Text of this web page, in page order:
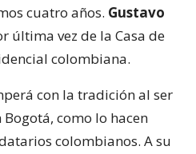
cuatro años. Gustavo
última vez de la Casa de
colombiana.
con la tradición al ser
como lo hacen
colombianos. A su